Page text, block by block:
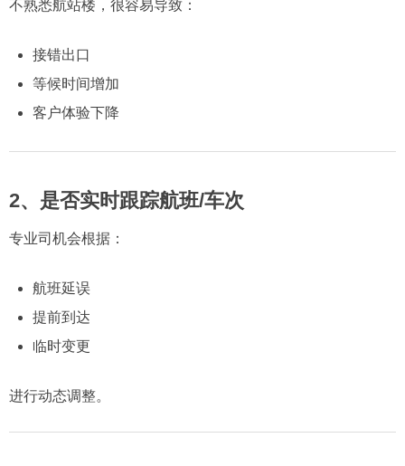
不熟悉航站楼，很容易导致：
接错出口
等候时间增加
客户体验下降
2、是否实时跟踪航班/车次
专业司机会根据：
航班延误
提前到达
临时变更
进行动态调整。